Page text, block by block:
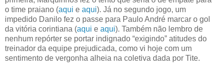
o time praiano (aqui e aqui). Já no segundo jogo, um
impedido Danilo fez o passe para Paulo André marcar o gol
da vitória corintiana (aqui e aqui). Também não lembro de
nenhum repórter se portar indignado “exigindo” atitudes do
treinador da equipe prejudicada, como vi hoje com um
sentimento de vergonha alheia na coletiva dada por Tite.